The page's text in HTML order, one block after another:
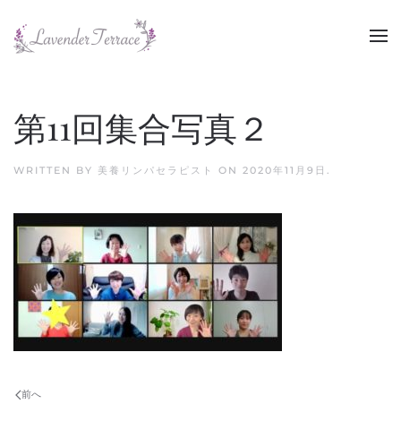
Skip to main content
第11回集合写真２
WRITTEN BY 美養リンパセラピスト ON 2020年11月9日 .
前へ